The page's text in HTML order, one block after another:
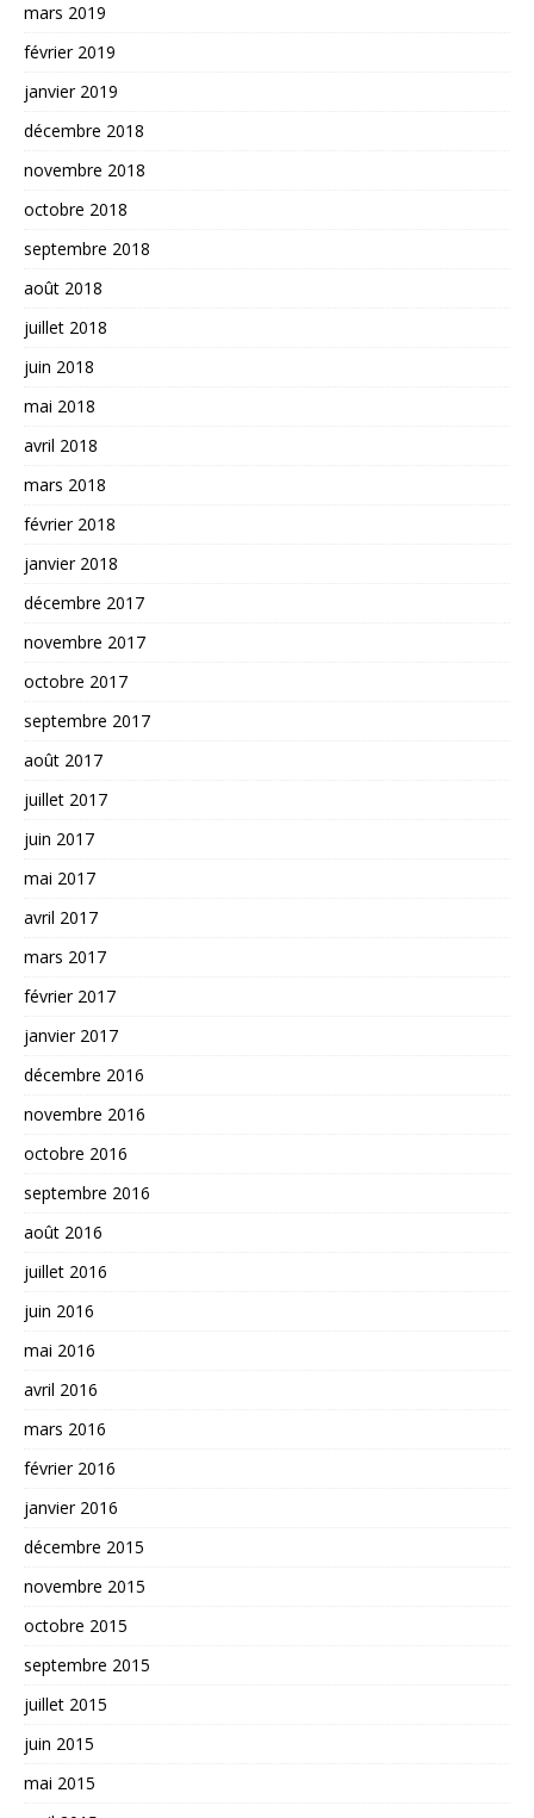
mars 2019
février 2019
janvier 2019
décembre 2018
novembre 2018
octobre 2018
septembre 2018
août 2018
juillet 2018
juin 2018
mai 2018
avril 2018
mars 2018
février 2018
janvier 2018
décembre 2017
novembre 2017
octobre 2017
septembre 2017
août 2017
juillet 2017
juin 2017
mai 2017
avril 2017
mars 2017
février 2017
janvier 2017
décembre 2016
novembre 2016
octobre 2016
septembre 2016
août 2016
juillet 2016
juin 2016
mai 2016
avril 2016
mars 2016
février 2016
janvier 2016
décembre 2015
novembre 2015
octobre 2015
septembre 2015
juillet 2015
juin 2015
mai 2015